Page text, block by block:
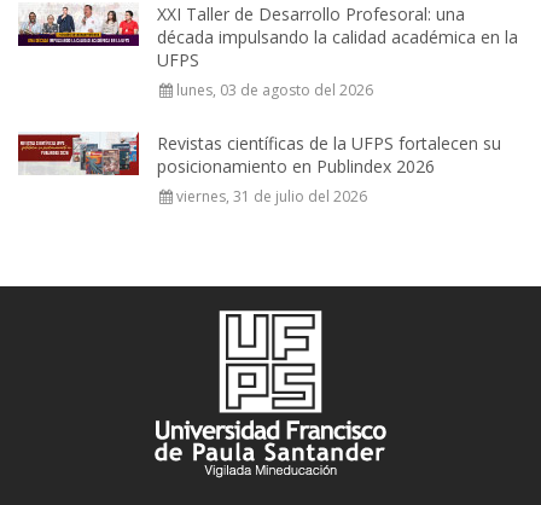
XXI Taller de Desarrollo Profesoral: una
década impulsando la calidad académica en la
UFPS
lunes, 03 de agosto del 2026
Revistas científicas de la UFPS fortalecen su
posicionamiento en Publindex 2026
viernes, 31 de julio del 2026